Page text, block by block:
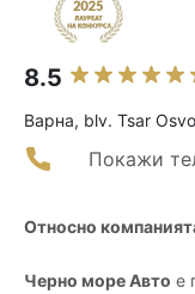
8.5
Варна, blv. Tsar
Покажи
Относно
Черно море Авто е